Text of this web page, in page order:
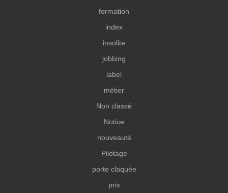
formation
index
insolite
jobbing
label
métier
Non classé
Notice
nouveauté
Pilotage
porte claquée
prix